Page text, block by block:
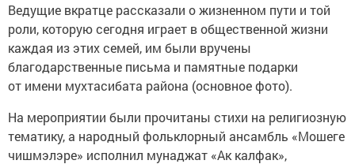
Ведущие вкратце рассказали о жизненном пути и той
роли, которую сегодня играет в общественной жизни
каждая из этих семей, им были вручены
благодарственные письма и памятные подарки
от имени мухтасибата района (основное фото).
На мероприятии были прочитаны стихи на религиозную
тематику, а народный фольклорный ансамбль «Мошеге
чишмэлэре» исполнил мунаджат «Ак калфак»,